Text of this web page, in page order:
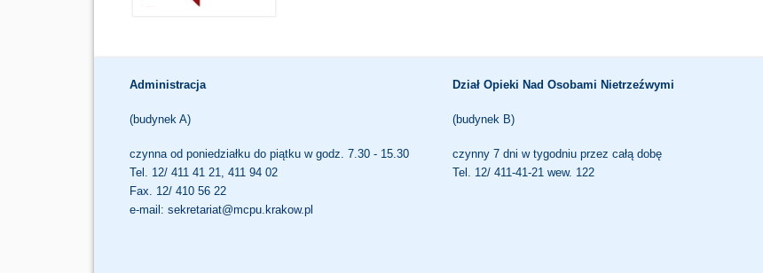
Administracja
(budynek A)
czynna od poniedziałku do piątku w godz. 7.30 - 15.30
Tel. 12/ 411 41 21, 411 94 02
Fax. 12/ 410 56 22
e-mail: sekretariat@mcpu.krakow.pl
Dział Opieki Nad Osobami Nietrzeźwymi
(budynek B)
czynny 7 dni w tygodniu przez całą dobę
Tel. 12/ 411-41-21 wew. 122